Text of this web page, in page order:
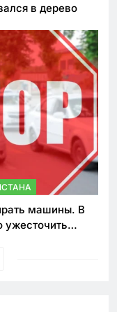
в дерево
машины. В
ужесточить